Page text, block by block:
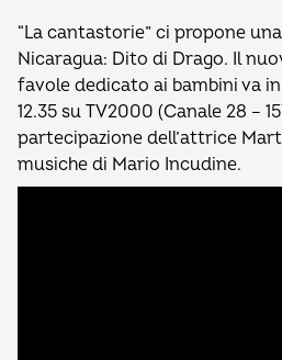
“La cantastorie” ci propone
Nicaragua: Dito di Drago. Il
favole dedicato ai bambini va
12.35 su TV2000 (Canale 28 –
partecipazione dell’attrice
musiche di Mario Incudine.